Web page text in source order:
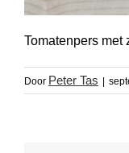
Tomatenpers met
Door Peter Tas